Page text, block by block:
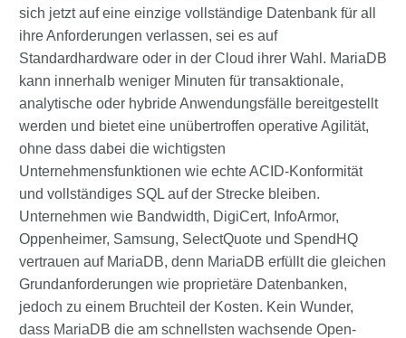
sich jetzt auf eine einzige vollständige Datenbank für all
ihre Anforderungen verlassen, sei es auf
Standardhardware oder in der Cloud ihrer Wahl. MariaDB
kann innerhalb weniger Minuten für transaktionale,
analytische oder hybride Anwendungsfälle bereitgestellt
werden und bietet eine unübertroffen operative Agilität,
ohne dass dabei die wichtigsten
Unternehmensfunktionen wie echte ACID-Konformität
und vollständiges SQL auf der Strecke bleiben.
Unternehmen wie Bandwidth, DigiCert, InfoArmor,
Oppenheimer, Samsung, SelectQuote und SpendHQ
vertrauen auf MariaDB, denn MariaDB erfüllt die gleichen
Grundanforderungen wie proprietäre Datenbanken,
jedoch zu einem Bruchteil der Kosten. Kein Wunder,
dass MariaDB die am schnellsten wachsende Open-